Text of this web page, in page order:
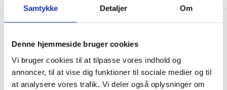
Samtykke Detaljer Om
Denne hjemmeside bruger cookies
Vi bruger cookies til at tilpasse vores indhold og
annoncer, til at vise dig funktioner til sociale medier og til
at analysere vores trafik. Vi deler også oplysninger om
Vi har Danmarks billigste priser
på kvalitetsgulve!
Bestil inden kl. 15.00 – vi
afsender samme dag, når
varen er på lager.